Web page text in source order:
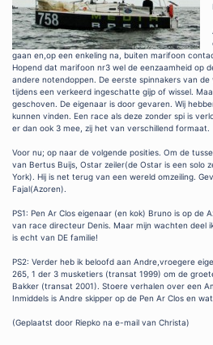
gaan en,op een enkeling na, buiten marifoon
Hopend dat marifoon nr3 wel de eenzaamheid op
andere notendoppen. De eerste spinnakers van
tijdens een verkeerd ingeschatte gijp of wissel.
geschoven. De eigenaar is door gevaren. Wij
kunnen vinden. Een race als deze zonder spi is
er dan ook 3 mee, zij het van verschillend formaat.
Voor nu; op naar de volgende posities. Om de
van Bertus Buijs, Ostar zeiler(de Ostar is een solo
York). Hij is net terug van een wereld omzeiling.
Fajal(Azoren).
PS1: Pen Ar Clos eigenaar (en kok) Bruno is op de
van race directeur Denis. Maar mijn wachten deel
is echt van DE familie!
PS2: Verder heb ik beloofd aan Andre,vroegere
265, 1 der 3 musketiers (transat 1999) om de
Bakker (transat 2001). Stoere verhalen over een
Inmiddels is Andre skipper op de Pen Ar Clos en
(Geplaatst door Riepko na e-mail van Christa)